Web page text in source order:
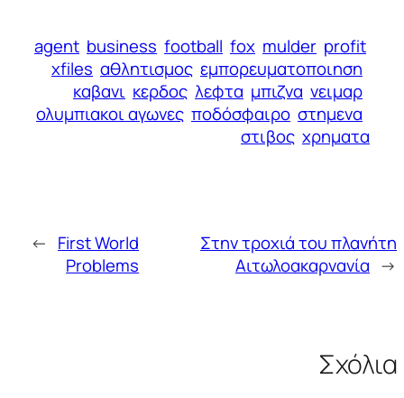
agent business football fox mulder profit
xfiles αθλητισμος εμπορευματοποιηση
καβανι κερδος λεφτα μπιζνα νειμαρ
ολυμπιακοι αγωνες ποδόσφαιρο στημενα
στιβος χρηματα
← First World
Problems
Στην τροχιά του πλανήτη
Αιτωλοακαρνανία →
Σχόλια